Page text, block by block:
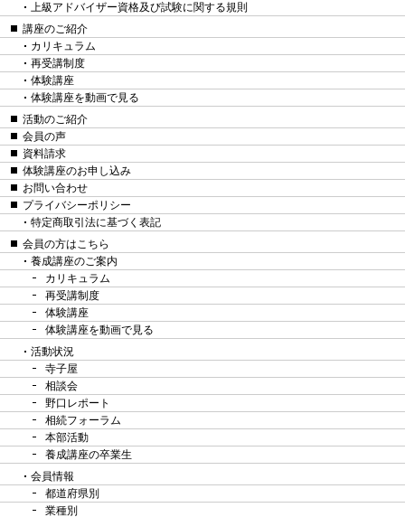
上級アドバイザー資格及び試験に関する規則
講座のご紹介
カリキュラム
再受講制度
体験講座
体験講座を動画で見る
活動のご紹介
会員の声
資料請求
体験講座のお申し込み
お問い合わせ
プライバシーポリシー
特定商取引法に基づく表記
会員の方はこちら
養成講座のご案内
カリキュラム
再受講制度
体験講座
体験講座を動画で見る
活動状況
寺子屋
相談会
野口レポート
相続フォーラム
本部活動
養成講座の卒業生
会員情報
都道府県別
業種別